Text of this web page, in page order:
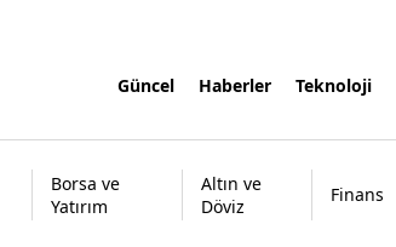
Güncel Haberler Teknoloji
Borsa ve
Yatırım
Altın ve
Döviz
Finans